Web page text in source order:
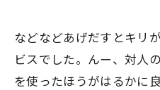
などなどあげだすとキリ
ビスでした。んー、対人
を使ったほうがはるかに